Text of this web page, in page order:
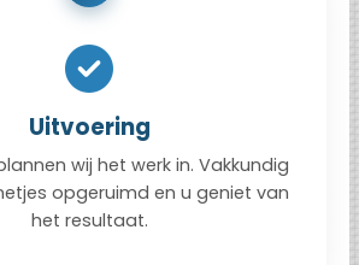
Uitvoering
wij het werk in. Vakkundig
opgeruimd en u geniet van
het resultaat.